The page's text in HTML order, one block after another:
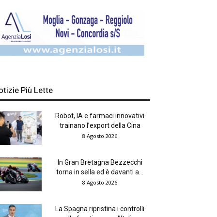
Più Lette
Robot, IA e farmaci innovativi
trainano l’export della Cina
8 Agosto 2026
In Gran Bretagna Bezzecchi
torna in sella ed è davanti a...
8 Agosto 2026
La Spagna ripristina i controlli